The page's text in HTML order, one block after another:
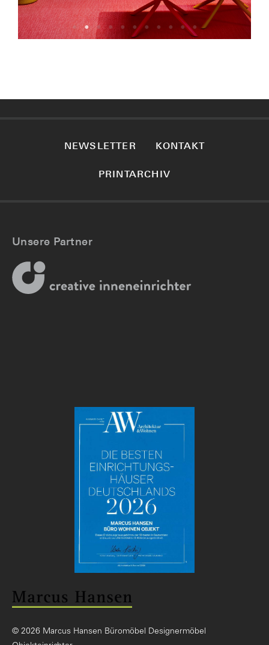
NEWSLETTER KONTAKT
PRINTARCHIV
Unsere Partner
© 2026 Marcus Hansen Büromöbel Designermöbel